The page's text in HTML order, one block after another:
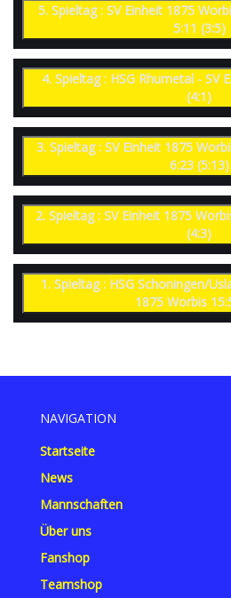
5. Spieltag : SV Einheit 1875
5:11 (3:5)
4. Spieltag : HSG Rhumetal - SV
(4:1)
3. Spieltag : SV Einheit 1875
6:23 (5:13)
2. Spieltag : SV Einheit 1875 Worbis
(4:3)
1. Spieltag : HSG Schoningen/
NAVIGATION
Startseite
News
Mannschaften
Über uns
Fanshop
Teamshop